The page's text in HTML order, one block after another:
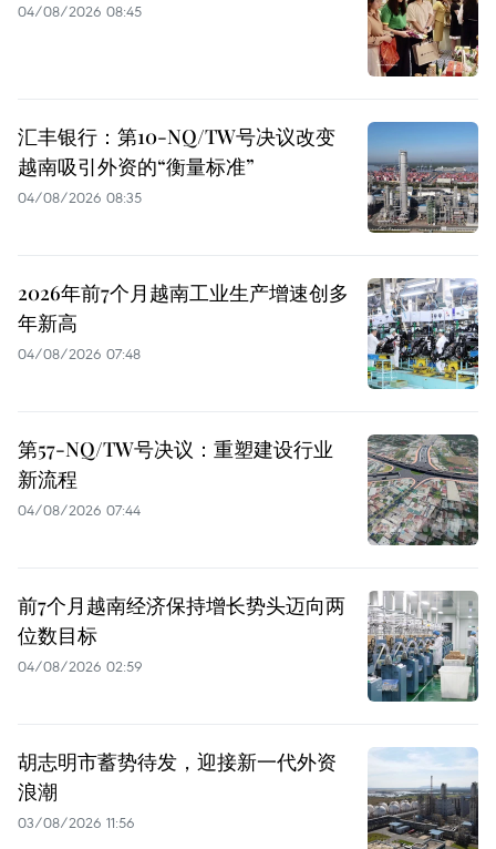
04/08/2026 08:45
汇丰银行：第10-NQ/TW号决议改变
越南吸引外资的“衡量标准”
04/08/2026 08:35
2026年前7个月越南工业生产增速创多
年新高
04/08/2026 07:48
第57-NQ/TW号决议：重塑建设行业
新流程
04/08/2026 07:44
前7个月越南经济保持增长势头迈向两
位数目标
04/08/2026 02:59
胡志明市蓄势待发，迎接新一代外资
浪潮
03/08/2026 11:56